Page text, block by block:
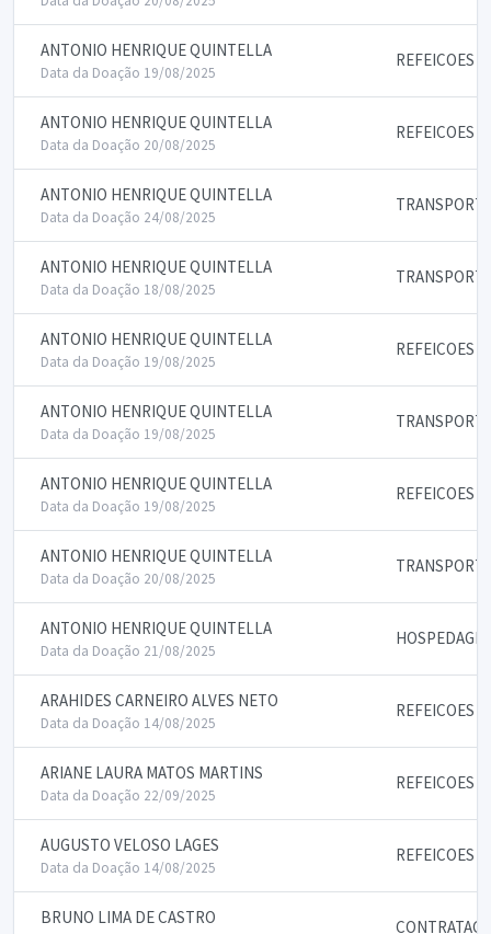
ANTONIO HENRIQUE QUINTELLA
Data da Doação 19/08/2025
REFEICOES
ANTONIO HENRIQUE QUINTELLA
Data da Doação 20/08/2025
REFEICOES
ANTONIO HENRIQUE QUINTELLA
Data da Doação 24/08/2025
ANTONIO HENRIQUE QUINTELLA
Data da Doação 18/08/2025
ANTONIO HENRIQUE QUINTELLA
Data da Doação 19/08/2025
REFEICOES
ANTONIO HENRIQUE QUINTELLA
Data da Doação 19/08/2025
ANTONIO HENRIQUE QUINTELLA
Data da Doação 19/08/2025
REFEICOES
ANTONIO HENRIQUE QUINTELLA
Data da Doação 20/08/2025
ANTONIO HENRIQUE QUINTELLA
Data da Doação 21/08/2025
ARAHIDES CARNEIRO ALVES NETO
Data da Doação 14/08/2025
REFEICOES
ARIANE LAURA MATOS MARTINS
Data da Doação 22/09/2025
REFEICOES
AUGUSTO VELOSO LAGES
Data da Doação 14/08/2025
REFEICOES
BRUNO LIMA DE CASTRO